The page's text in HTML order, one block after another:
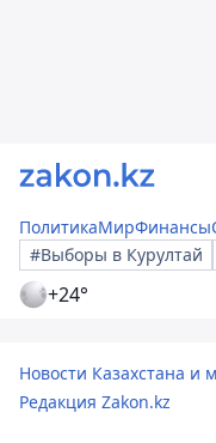
ПолитикаМирФинансы
#Выборы в Курултай
+24°
Новости Казахстана и
Редакция Zakon.kz